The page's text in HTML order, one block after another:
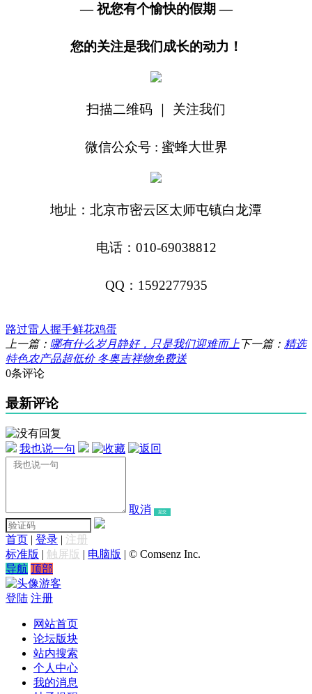
— 祝您有个愉快的假期 —
您的关注是我们成长的动力！
扫描二维码 关注我们
微信公众号: 蜜蜂大世界
地址：北京市密云区太师屯镇白龙潭
电话： 010-69038812
QQ：1592277935
路过雷人 握手鲜花鸡蛋
上一篇： 哪有什么岁月静好，只是我们迎难而上下一篇： 精选
特色农产品超低价 冬奥吉祥物免费送
0条评论
最新评论
我也说一句
取消 提交
首页 | 登录 | 注册
标准版 | 触屏版 | 电脑版 | © Comsenz Inc.
导航 顶部
游客
登陆 注册
网站首页
论坛版块
站内搜索
个人中心
我的消息